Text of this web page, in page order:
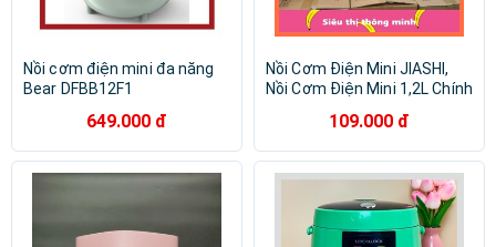
Nồi cơm điện mini đa năng
Bear DFBB12F1
649.000 đ
Nồi Cơm Điện Mini JIASHI,
Nồi Cơm Điện Mini 1,2L Chính
Lỗi 1 đổi 1109.000 đ